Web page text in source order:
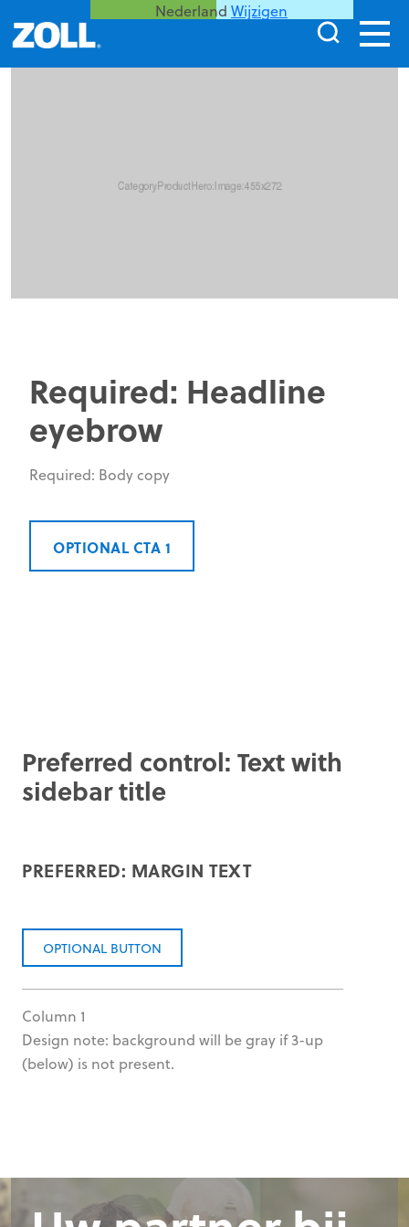
Nederland Wijzigen
Required: Headline
eyebrow
Required: Body copy
OPTIONAL CTA 1
Preferred control: Text with
sidebar title
PREFERRED: MARGIN TEXT
OPTIONAL BUTTON
Column 1
Design note: background will be gray if 3-up
(below) is not present.